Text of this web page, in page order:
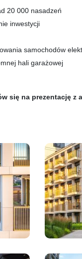
20 000 nasadzeń
inwestycji
samochodów
hali garażowej
się na prezentację z